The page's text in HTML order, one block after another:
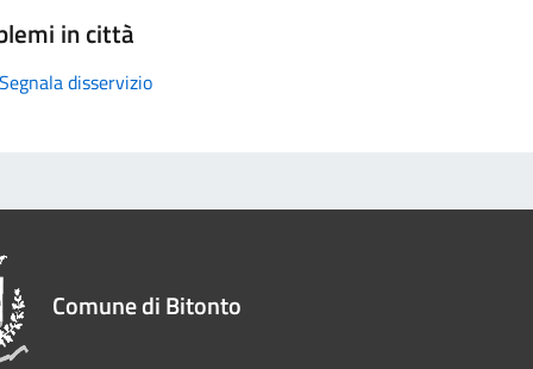
in città
Segnala disservizio
Comune di Bitonto